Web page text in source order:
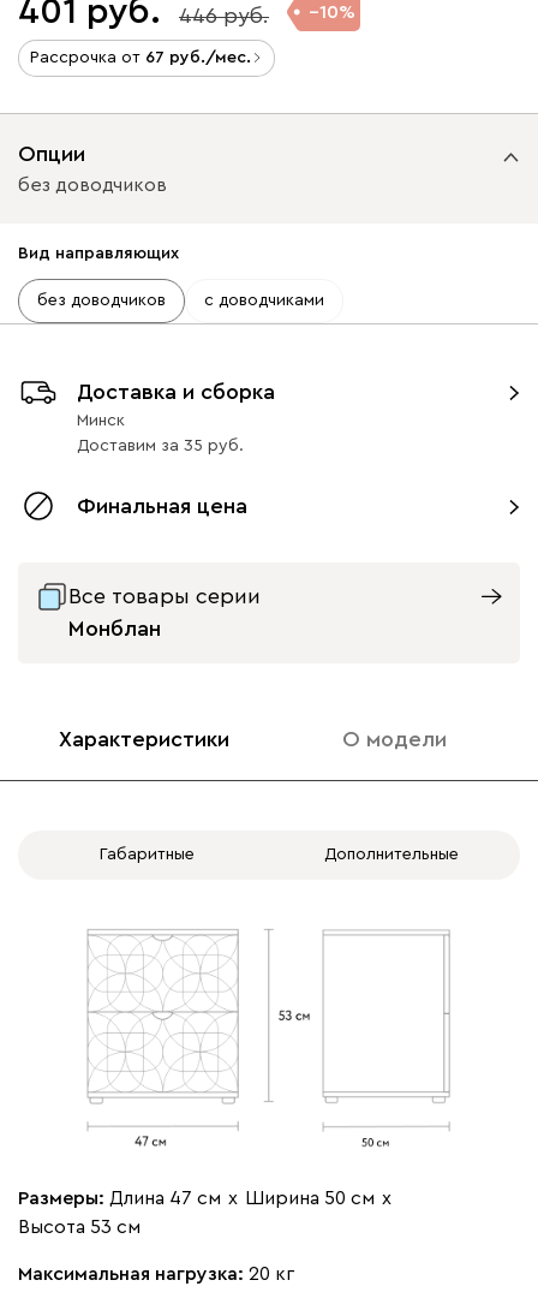
401 446 10
Рассрочка от 67 /мес.
Опции
без доводчиков
Вид направляющих
без доводчиков с доводчиками
Доставка и сборка
Минск
Доставим за 35
Финальная цена
Все товары серии
Монблан
Характеристики О модели
Габаритные Дополнительные
Размеры: Длина 47 см х Ширина 50 см х
Высота 53 см
Максимальная нагрузка: 20 кг